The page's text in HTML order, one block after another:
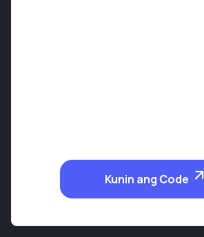
Kunin ang Code